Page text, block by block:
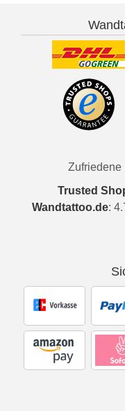
Zufriedene
Trusted
Wandtattoo.de: